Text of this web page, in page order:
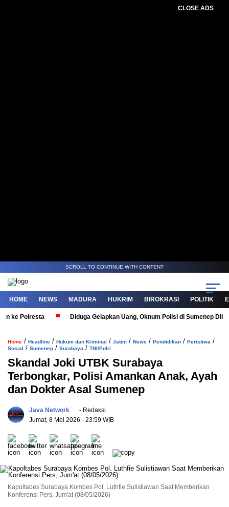
CLOSE ADS
SCROLL TO CONTINUE WITH CONTENT
HOME NEWS MADURA HUKRIM BIROKRASI POLITIK
Polresta Diduga Gelapkan Uang, Oknum Polisi di Sumenep
Home / Headline / Hukum dan Kriminal / Jatim / News / Pendidikan / Peristiwa /
Sosial / Sumenep / Surabaya / TNI/Polri
Skandal Joki UTBK Surabaya
Terbongkar, Polisi Amankan Anak, Ayah
dan Dokter Asal Sumenep
Java Network
- Redaksi
Jumat, 8 Mei 2026 - 23:59 WIB
Kapoltabes Surabaya Kombes Pol. Luthfie Sulistiawan Saat Memberikan
Konferensi Pers, Jum'at (08/05/2026)